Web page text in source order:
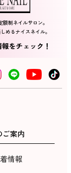
制ネイルサロン。
めるナイスネイル。
をチェック！
ご案内
情報